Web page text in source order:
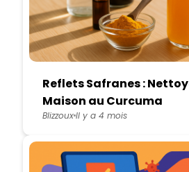
Reflets Safranes :
Maison au Curcuma
BlizzouxIl y a 4 mois